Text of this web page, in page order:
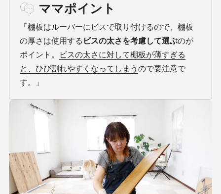
ママポイント
「棚板はルーバーにビスで取り付けるので、棚板
の厚さは使用する ビスの太さを考慮して選ぶのが
ポイント。
ビスの太さに対して棚板が薄すぎる
と、ひび割れやすくなってしまうので要注意で
す。」